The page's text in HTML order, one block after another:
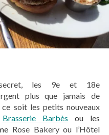
les 9e et 18e
plus que jamais de
ce soit les petits nouveaux
Brasserie Barbès
ou les
Rose Bakery ou l’Hôtel